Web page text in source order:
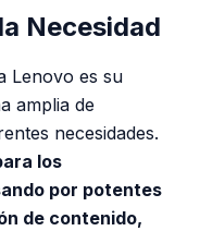
Necesidad
Lenovo es su
amplia de
necesidades.
los
por potentes
de contenido,